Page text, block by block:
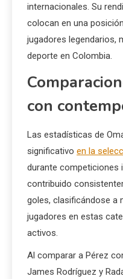
internacionales. Su
colocan en una
jugadores legendarios,
deporte en Colombia.
con
Las estadísticas de
significativo en la
durante competiciones
contribuido
goles, clasificándose a
jugadores en estas
activos.
Al comparar a Pérez
James Rodríguez y